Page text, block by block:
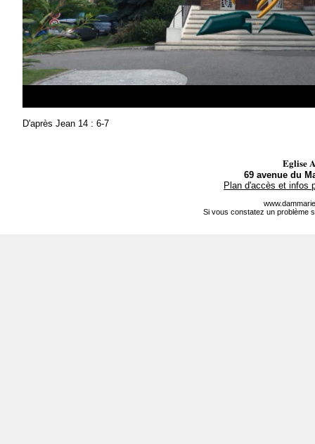
D'après Jean 14 : 6-7
Eglise
69 avenue du
Plan d'accès et infos
Si vous constatez un problème